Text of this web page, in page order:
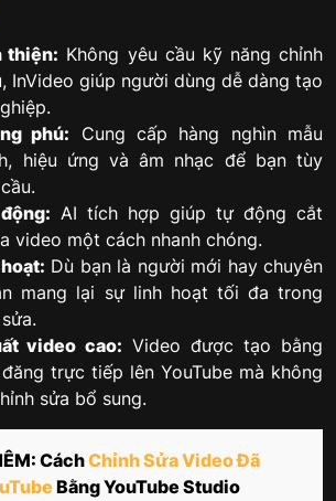
thiện: Không yêu cầu kỹ năng chỉnh
InVideo giúp người dùng dễ dàng tạo
phú: Cung cấp hàng nghìn mẫu
hiệu ứng và âm nhạc để bạn tùy
AI tích hợp giúp tự động cắt
video một cách nhanh chóng.
Dù bạn là người mới hay chuyên
mang lại sự linh hoạt tối đa trong
video cao: Video được tạo bằng
trực tiếp lên YouTube mà không
sửa bổ sung.
CáchChỉnh Sửa Video Đã
Bằng YouTube Studio